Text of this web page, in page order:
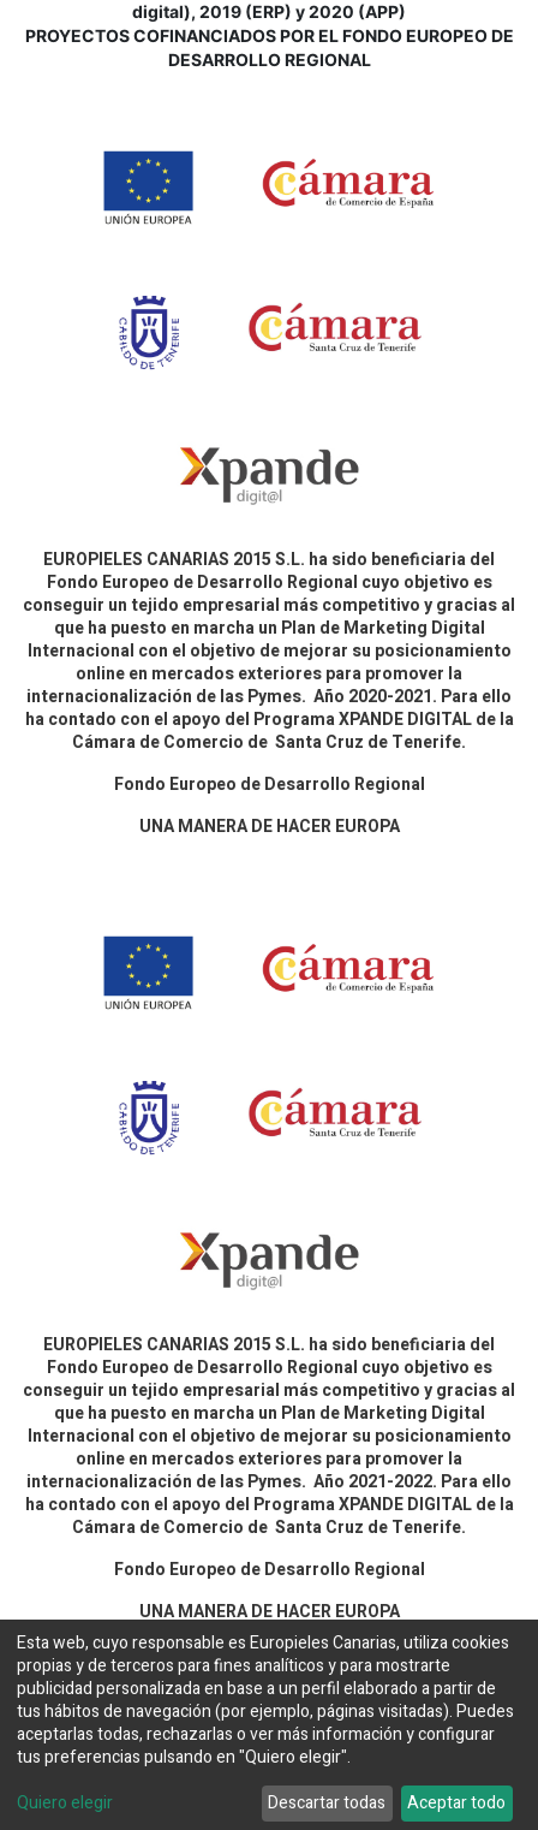
digital), 2019 (ERP) y 2020 (APP)
PROYECTOS COFINANCIADOS POR EL FONDO EUROPEO DE
DESARROLLO REGIONAL
EUROPIELES CANARIAS 2015 S.L. ha sido beneficiaria del
Fondo Europeo de Desarrollo Regional cuyo objetivo es
conseguir un tejido empresarial más competitivo y gracias al
que ha puesto en marcha un Plan de Marketing Digital
Internacional con el objetivo de mejorar su posicionamiento
online en mercados exteriores para promover la
internacionalización de las Pymes. Año 2020-2021. Para ello
ha contado con el apoyo del Programa XPANDE DIGITAL de la
Cámara de Comercio de Santa Cruz de Tenerife.
Fondo Europeo de Desarrollo Regional
UNA MANERA DE HACER EUROPA
EUROPIELES CANARIAS 2015 S.L. ha sido beneficiaria del
Fondo Europeo de Desarrollo Regional cuyo objetivo es
conseguir un tejido empresarial más competitivo y gracias al
que ha puesto en marcha un Plan de Marketing Digital
Internacional con el objetivo de mejorar su posicionamiento
online en mercados exteriores para promover la
internacionalización de las Pymes. Año 2021-2022. Para ello
ha contado con el apoyo del Programa XPANDE DIGITAL de la
Cámara de Comercio de Santa Cruz de Tenerife.
Fondo Europeo de Desarrollo Regional
UNA MANERA DE HACER EUROPA
Aviso legal y política de privacidad
Copyright © EUROPIELES CANARIAS 2015 S.L.
Web desarrollada porBakata Solutions
Esta web, cuyo responsable es Europieles Canarias, utiliza cookies
propias y de terceros para fines analíticos y para mostrarte
publicidad personalizada en base a un perfil elaborado a partir de
tus hábitos de navegación (por ejemplo, páginas visitadas). Puedes
aceptarlas todas, rechazarlas o ver más información y configurar
tus preferencias pulsando en "Quiero elegir".
Quiero elegir
Descartar todas Aceptar todo